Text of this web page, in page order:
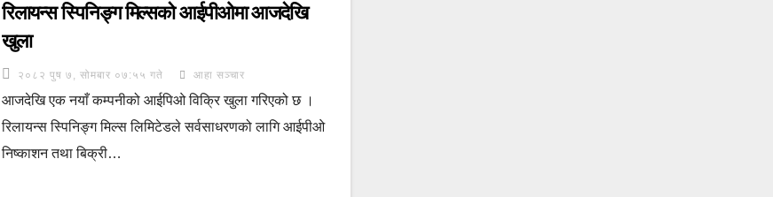
रिलायन्स स्पिनिङ्ग मिल्सको आईपीओमा आजदेखि
खुला
२०८२ पुष ७, सोमबार ०७:५५ गते आहा सञ्चार
आजदेखि एक नयाँ कम्पनीको आईपिओ विक्रि खुला गरिएको छ ।
रिलायन्स स्पिनिङ्ग मिल्स लिमिटेडले सर्वसाधरणको लागि आईपीओ
निष्काशन तथा बिक्री…